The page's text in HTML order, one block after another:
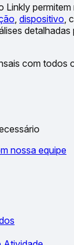
Linkly permitem
dispositivo ,
detalhadas
com todos
nossa equipe